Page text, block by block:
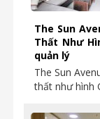
The Sun
Thất Như
quản lý
The Sun
thất như hình